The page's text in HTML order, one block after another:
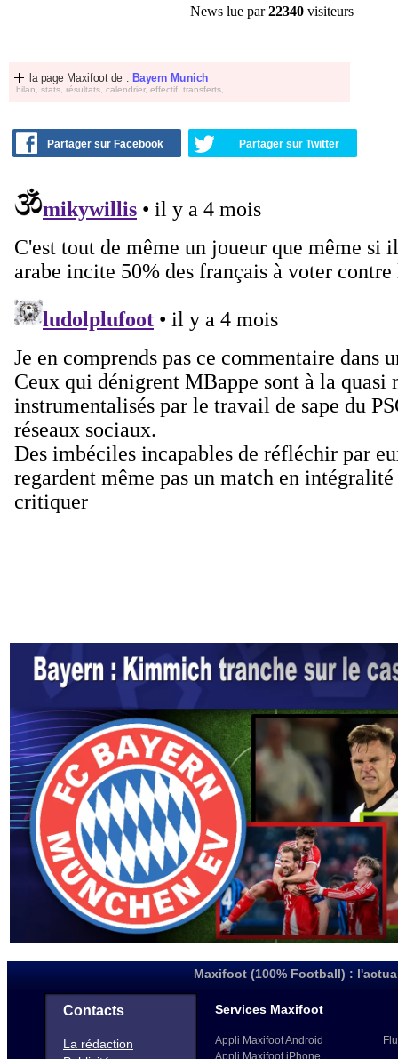
News lue par22340 visiteurs
la page Maxifoot de : Bayern Munich
bilan, stats, résultats, calendrier, effectif, transferts, ...
Partager sur Facebook Partager sur Twitter
Maxifoot (100% Football) :
Contacts
La rédaction
Services Maxifoot
Appli Maxifoot Android
Appli Maxifoot iPhone